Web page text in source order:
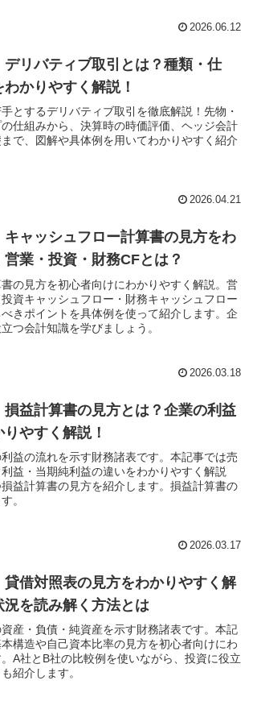
2026.06.12
デリバティブ取引とは？種類・仕
かりやすく解説！
とするデリバティブ取引を徹底解説！先物・
仕組みから、決算時の時価評価、ヘッジ会計
まで、図解や具体例を用いてわかりやすく紹介
2026.04.21
キャッシュフロー計算書の見方をわ
業・投資・財務CFとは？
の見方を初心者向けにわかりやすく解説。営
資キャッシュフロー・財務キャッシュフロー
きポイントを具体例を使って紹介します。企
つ会計知識を学びましょう。
2026.03.18
損益計算書の見方とは？企業の利益
やすく解説！
益の流れを示す財務諸表です。本記事では売
利益・当期純利益の違いをわかりやすく解説
益計算書の見方を紹介します。損益計算書の
。
2026.03.17
貸借対照表の見方をわかりやすく解
を読み解く方法とは
産・負債・純資産を示す財務諸表です。本記
構造や自己資本比率の見方を初心者向けにわ
A社とB社の比較例を使いながら、投資に役立
紹介します。